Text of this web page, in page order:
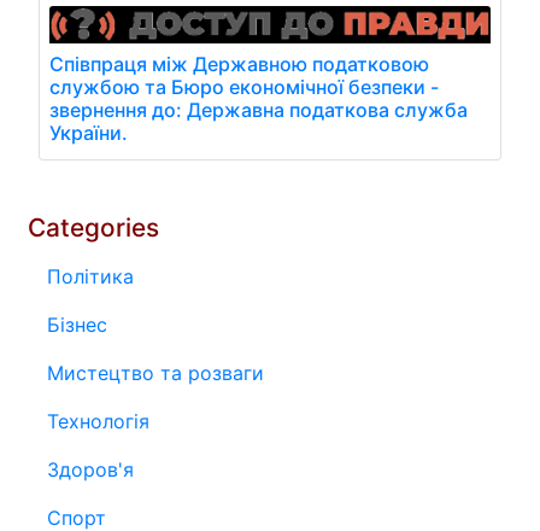
Співпраця між Державною податковою
службою та Бюро економічної безпеки -
звернення до: Державна податкова служба
України.
Categories
Політика
Бізнес
Мистецтво та розваги
Технологія
Здоров'я
Спорт